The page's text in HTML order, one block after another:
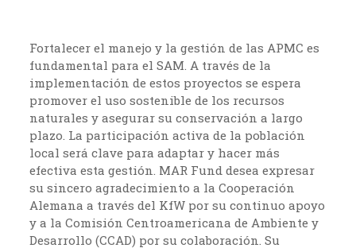
Fortalecer el manejo y la gestión de las APMC es
fundamental para el SAM. A través de la
implementación de estos proyectos se espera
promover el uso sostenible de los recursos
naturales y asegurar su conservación a largo
plazo. La participación activa de la población
local será clave para adaptar y hacer más
efectiva esta gestión. MAR Fund desea expresar
su sincero agradecimiento a la Cooperación
Alemana a través del KfW por su continuo apoyo
y a la Comisión Centroamericana de Ambiente y
Desarrollo (CCAD) por su colaboración. Su